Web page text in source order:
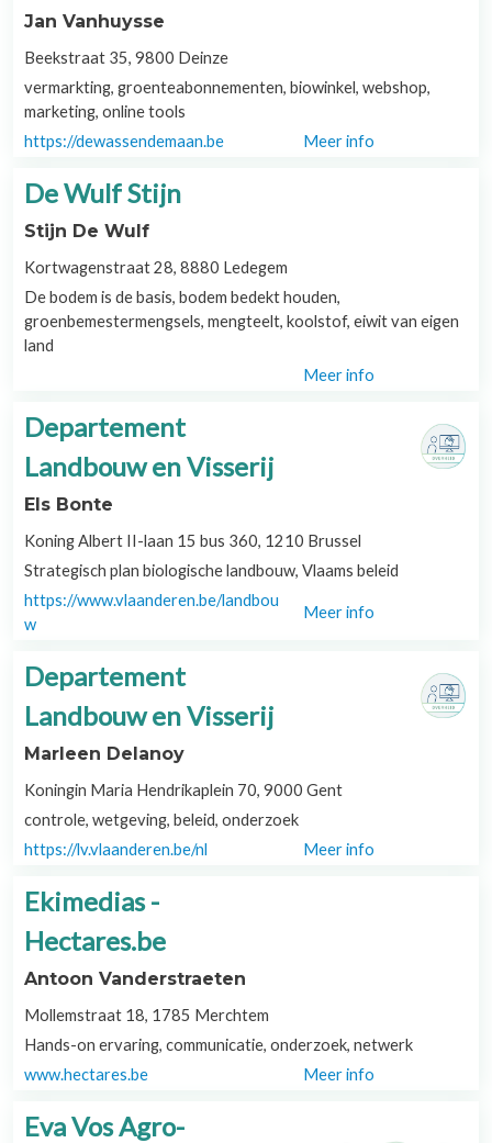
Jan Vanhuysse
Beekstraat 35, 9800 Deinze
vermarkting, groenteabonnementen, biowinkel, webshop,
marketing, online tools
https://dewassendemaan.be
Meer info
De Wulf Stijn
Stijn De Wulf
Kortwagenstraat 28, 8880 Ledegem
De bodem is de basis, bodem bedekt houden,
groenbemestermengsels, mengteelt, koolstof, eiwit van eigen
land
Meer info
Departement
Landbouw en Visserij
Els Bonte
Koning Albert II-laan 15 bus 360, 1210 Brussel
Strategisch plan biologische landbouw, Vlaams beleid
https://www.vlaanderen.be/landbou
w
Meer info
Departement
Landbouw en Visserij
Marleen Delanoy
Koningin Maria Hendrikaplein 70, 9000 Gent
controle, wetgeving, beleid, onderzoek
https://lv.vlaanderen.be/nl
Meer info
Ekimedias -
Hectares.be
Antoon Vanderstraeten
Mollemstraat 18, 1785 Merchtem
Hands-on ervaring, communicatie, onderzoek, netwerk
www.hectares.be
Meer info
Eva Vos Agro-